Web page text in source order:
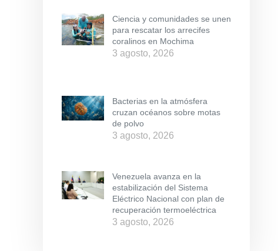
Ciencia y comunidades se unen
para rescatar los arrecifes
coralinos en Mochima
3 agosto, 2026
Bacterias en la atmósfera
cruzan océanos sobre motas
de polvo
3 agosto, 2026
Venezuela avanza en la
estabilización del Sistema
Eléctrico Nacional con plan de
recuperación termoeléctrica
3 agosto, 2026